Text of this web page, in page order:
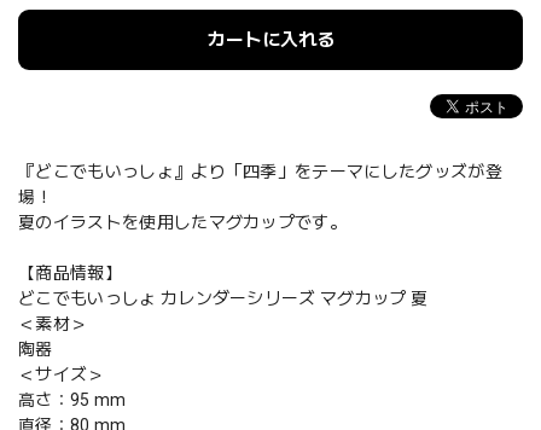
カートに入れる
『どこでもいっしょ』より「四季」をテーマにしたグッズが登
場！
夏のイラストを使用したマグカップです。
【商品情報】
どこでもいっしょ カレンダーシリーズ マグカップ 夏
＜素材＞
陶器
＜サイズ＞
高さ：95 mm
直径：80 mm